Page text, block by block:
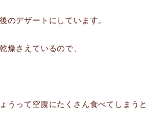
のデザートにしています。
燥さえているので、
うって空腹にたくさん食べてしまうと